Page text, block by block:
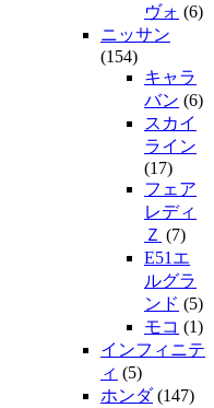
ヴォ (6)
ニッサン
(154)
キャラ
バン (6)
スカイ
ライン
(17)
フェア
レディ
Ｚ (7)
E51エ
ルグラ
ンド (5)
モコ (1)
インフィニテ
ィ (5)
ホンダ(147)